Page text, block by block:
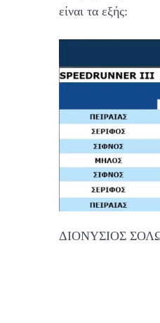
είναι τα εξής:
ΔΙΟΝΥΣΙΟΣ